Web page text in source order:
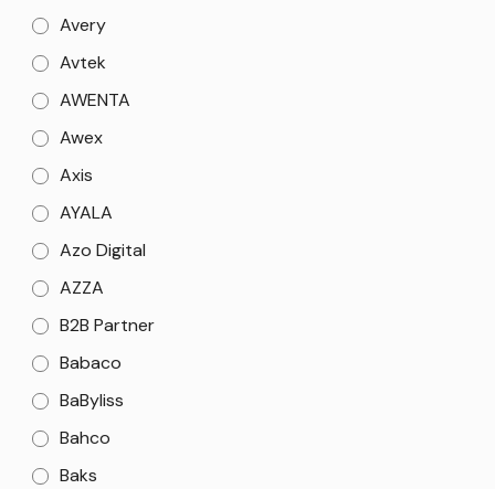
Avery
Avtek
AWENTA
Awex
Axis
AYALA
Azo Digital
AZZA
B2B Partner
Babaco
BaByliss
Bahco
Baks